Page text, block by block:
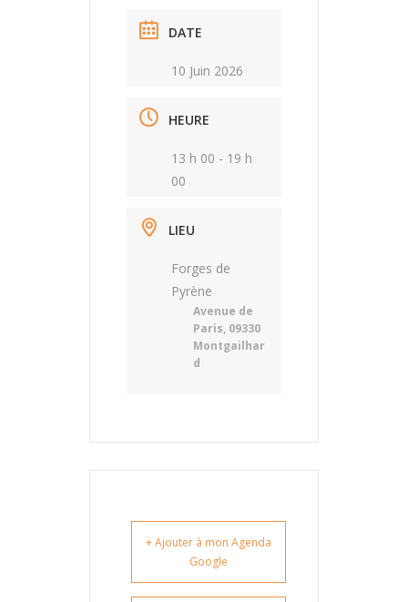
DATE
10 Juin 2026
HEURE
13 h 00 - 19 h
00
LIEU
Forges de
Pyrène
Avenue de
Paris, 09330
Montgailhar
d
+ Ajouter à mon Agenda
Google